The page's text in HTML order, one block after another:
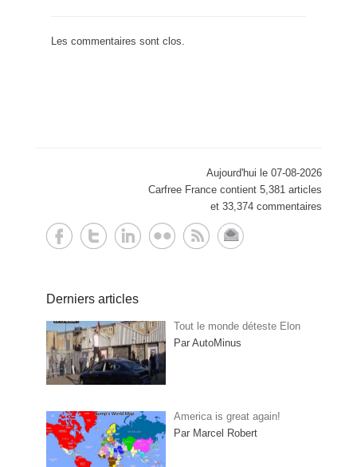
Les commentaires sont clos.
Aujourd'hui le 07-08-2026
Carfree France contient 5,381 articles
et 33,374 commentaires
Derniers articles
Tout le monde déteste Elon
Par AutoMinus
America is great again!
Par Marcel Robert